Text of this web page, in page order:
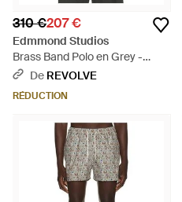
310 €207 €
Edmmond Studios
Brass Band Polo en Grey -
Multicolore
De REVOLVE
RÉDUCTION